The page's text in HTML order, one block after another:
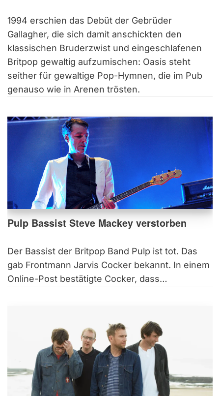
1994 erschien das Debüt der Gebrüder
Gallagher, die sich damit anschickten den
klassischen Bruderzwist und eingeschlafenen
Britpop gewaltig aufzumischen: Oasis steht
seither für gewaltige Pop-Hymnen, die im Pub
genauso wie in Arenen trösten.
Pulp Bassist Steve Mackey verstorben
Der Bassist der Britpop Band Pulp ist tot. Das
gab Frontmann Jarvis Cocker bekannt. In einem
Online-Post bestätigte Cocker, dass…